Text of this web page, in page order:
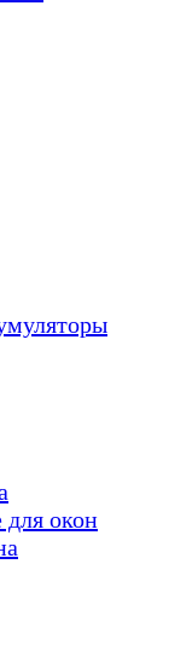
окон